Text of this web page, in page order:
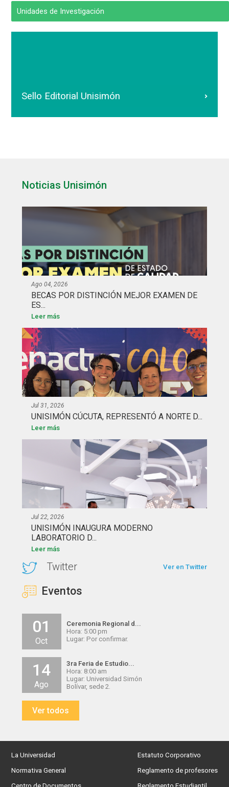
Unidades de Investigación
Sello Editorial Unisimón
Noticias Unisimón
Ago 04, 2026
BECAS POR DISTINCIÓN MEJOR EXAMEN DE
ES...
Leer más
Jul 31, 2026
UNISIMÓN CÚCUTA, REPRESENTÓ A NORTE D...
Leer más
Jul 22, 2026
UNISIMÓN INAUGURA MODERNO
LABORATORIO D...
Leer más
Twitter Ver en Twitter
Eventos
01
Oct
Ceremonia Regional d...
Hora: 5:00 pm
Lugar: Por confirmar.
14
Ago
3ra Feria de Estudio...
Hora: 8:00 am
Lugar: Universidad Simón
Bolívar, sede 2.
Ver todos
La Universidad
Normativa General
Estatuto Corporativo
Reglamento de profesores